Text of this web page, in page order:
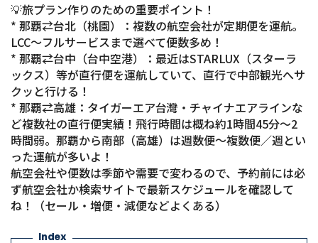
💡旅プラン作りのための重要ポイント！
* 那覇⇄台北（桃園）：複数の航空会社が定期便を運航。
LCC〜フルサービスまで選べて便数多め！
* 那覇⇄台中（台中空港）：最近はSTARLUX（スターラ
ックス）等が直行便を運航していて、直行で中部観光へサ
クッと行ける！
* 那覇⇄高雄：タイガーエア台灣・チャイナエアラインな
ど複数社の直行便実績！飛行時間は概ね約1時間45分〜2
時間弱。那覇から南部（高雄）は週数便〜複数便／週とい
った運航が多いよ！
航空会社や便数は季節や需要で変わるので、予約前には必
ず航空会社か検索サイトで最新スケジュールを確認して
ね！（セール・増便・減便などよくある）
Index